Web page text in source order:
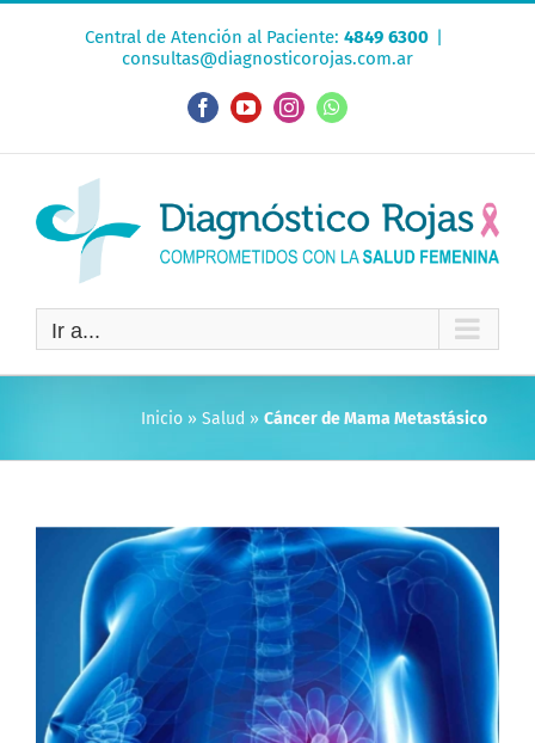
Central de Atención al Paciente: 4849 6300 |
consultas@diagnosticorojas.com.ar
FacebookYouTubeInstagramWhatsApp
Ir a...
Inicio » Salud » Cáncer de Mama Metastásico